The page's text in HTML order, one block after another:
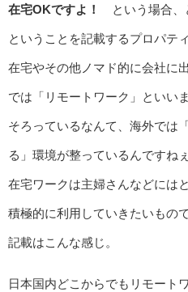
在宅OKですよ！ という場合、
ということを記載するプロパティ
在宅やその他ノマド的に会社に
では「リモートワーク」といい
そろっているなんて、海外では
る」環境が整っているんですね
在宅ワークは主婦さんなどには
積極的に利用していきたいもので
記載はこんな感じ。
日本国内どこからでもリモート